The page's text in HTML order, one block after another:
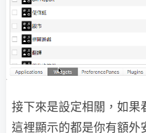
接下來是設定相關，如果
這裡顯示的都是你有額外